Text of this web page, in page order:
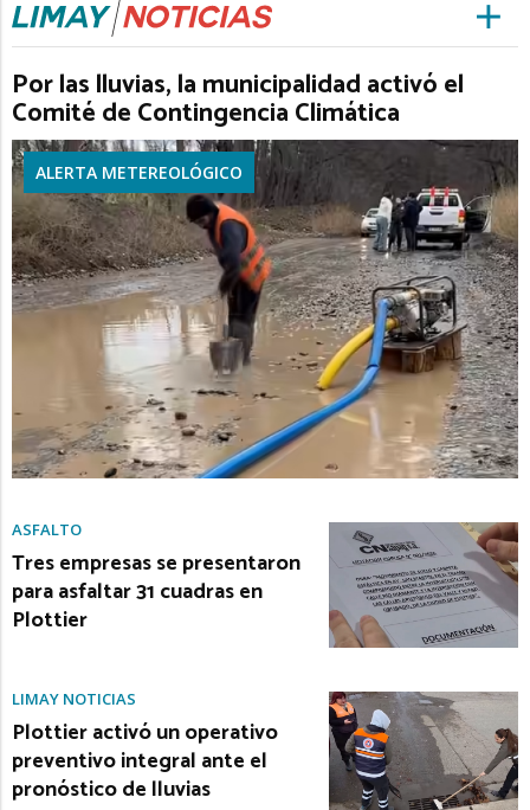
Por las lluvias, la municipalidad activó el
Comité de Contingencia Climática
ALERTA METEREOLÓGICO
ASFALTO
Tres empresas se presentaron
para asfaltar 31 cuadras en
Plottier
LIMAY NOTICIAS
Plottier activó un operativo
preventivo integral ante el
pronóstico de lluvias